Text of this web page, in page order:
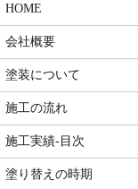
HOME
会社概要
塗装について
施工の流れ
施工実績-目次
塗り替えの時期